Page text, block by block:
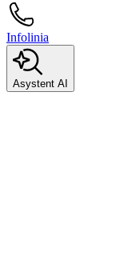
Infolinia
Asystent AI